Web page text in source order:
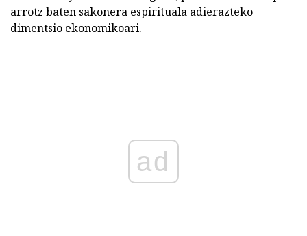
arrotz baten sakonera espirituala adierazteko
dimentsio ekonomikoari.
ad